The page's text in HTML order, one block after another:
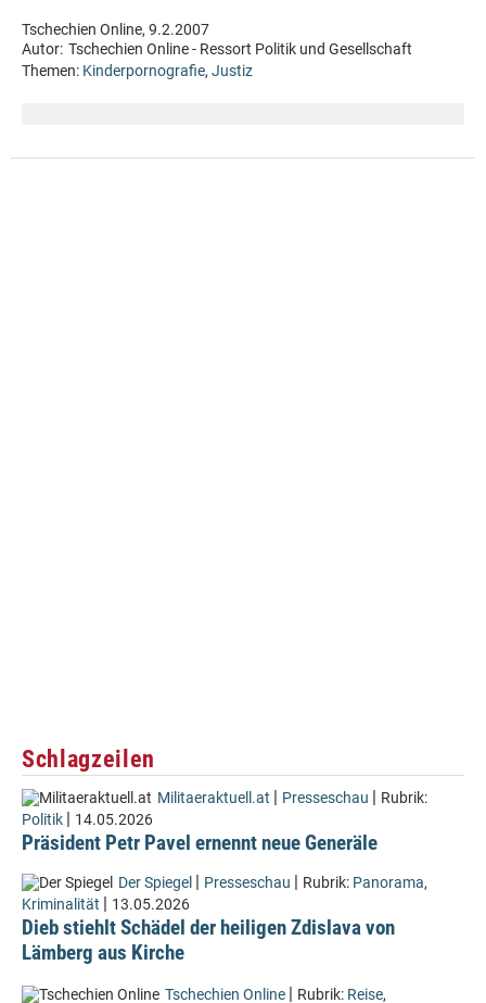
Tschechien Online, 9.2.2007
Autor: Tschechien Online - Ressort Politik und Gesellschaft
Themen: Kinderpornografie, Justiz
Schlagzeilen
Militaeraktuell.at | Presseschau | Rubrik:
Politik | 14.05.2026
Präsident Petr Pavel ernennt neue Generäle
Der Spiegel | Presseschau | Rubrik: Panorama,
Kriminalität | 13.05.2026
Dieb stiehlt Schädel der heiligen Zdislava von
Lämberg aus Kirche
Tschechien Online | Rubrik: Reise,